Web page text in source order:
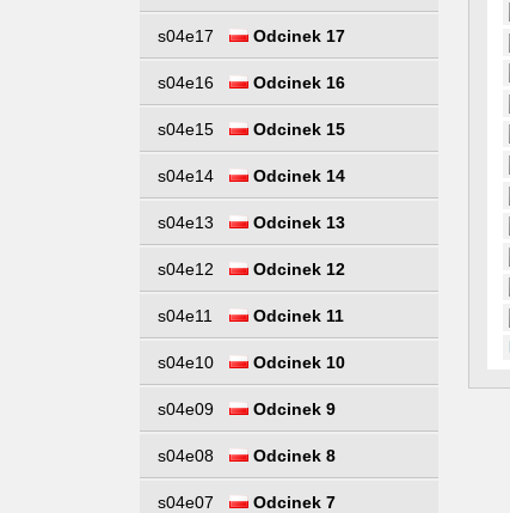
s04e17 Odcinek 17
s04e16 Odcinek 16
s04e15 Odcinek 15
s04e14 Odcinek 14
s04e13 Odcinek 13
s04e12 Odcinek 12
s04e11 Odcinek 11
s04e10 Odcinek 10
s04e09 Odcinek 9
s04e08 Odcinek 8
s04e07 Odcinek 7